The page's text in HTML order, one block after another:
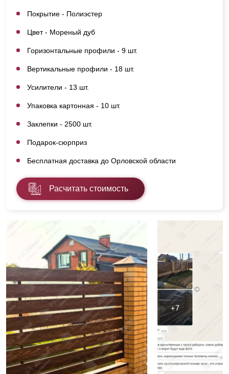
Покрытие - Полиэстер
Цвет - Мореный дуб
Горизонтальные профили - 9 шт.
Вертикальные профили - 18 шт.
Усилители - 13 шт.
Упаковка картонная - 10 шт.
Заклепки - 2500 шт.
Подарок-сюрприз
Бесплатная доставка до Орловской области
Расчитать стоимость